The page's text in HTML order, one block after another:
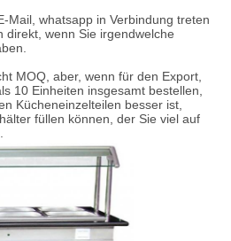
Mail, whatsapp in Verbindung treten
direkt, wenn Sie irgendwelche
MOQ, aber, wenn für den Export,
10 Einheiten insgesamt bestellen,
Kücheneinzelteilen besser ist,
füllen können, der Sie viel auf